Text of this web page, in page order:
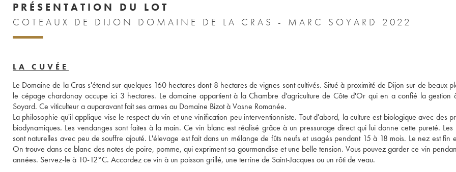
PRÉSENTATION DU LOT
COTEAUX DE DIJON DOMAINE DE LA CRAS - MARC SOYARD 2022
LA CUVÉE
Le Domaine de la Cras s'étend sur quelques 160 hectares dont 8 hectares de vignes sont cultivés. Situé à proximité de Dijon sur de beaux
le cépage chardonay occupe ici 3 hectares. Le domaine appartient à la Chambre d'agriculture de Côte d'Or qui en a confié la gestion
Soyard. Ce viticulteur a auparavant fait ses armes au Domaine Bizot à Vosne Romanée.
La philosophie qu'il applique vise le respect du vin et une vinification peu interventionniste. Tout d'abord, la culture est biologique avec des
biodynamiques. Les vendanges sont faites à la main. Ce vin blanc est réalisé grâce à un pressurage direct qui lui donne cette pureté. Les
sont naturelles avec peu de souffre ajouté. L'élevage est fait dans un mélange de fûts neufs et usagés pendant 15 à 18 mois. Le nez est fin
On trouve dans ce blanc des notes de poire, pomme, qui expriment sa gourmandise et une belle tension. Vous pouvez garder ce vin
années. Servez-le à 10-12°C. Accordez ce vin à un poisson grillé, une terrine de Saint-Jacques ou un rôti de veau.